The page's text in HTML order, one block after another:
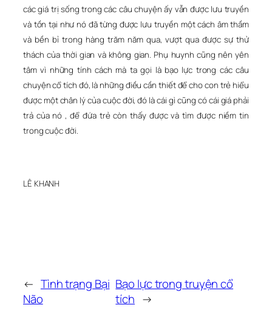
các giá trị sống trong các câu chuyện ấy vẫn được lưu truyền
và tồn tại như nó đã từng được lưu truyền một cách âm thầm
và bền bỉ trong hàng trăm năm qua, vượt qua được sự thử
thách của thời gian và không gian. Phụ huynh cũng nên yên
tâm vì những tính cách mà ta gọi là bạo lực trong các câu
chuyện cổ tích đó, là những điều cần thiết để cho con trẻ hiểu
được một chân lý của cuộc đời, đó là cái gì cũng có cái giá phải
trả của nó , để đứa trẻ còn thấy được và tìm được niềm tin
trong cuộc đời.
LÊ KHANH
← Tình trạng Bại
Não
Bạo lực trong truyện cổ
tích →